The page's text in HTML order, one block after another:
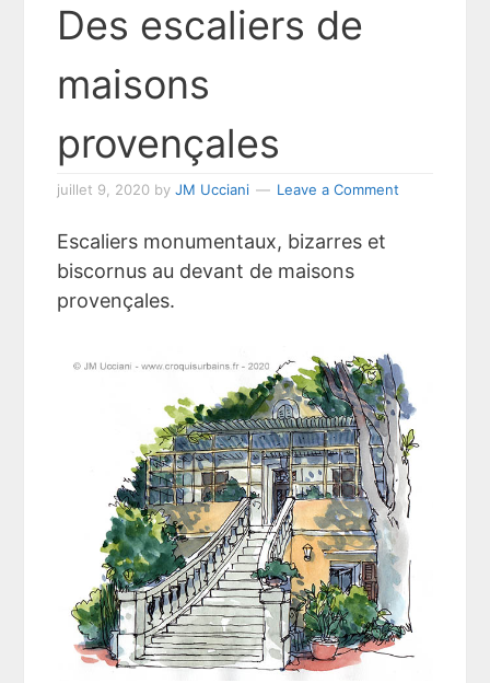
Des escaliers de
maisons
provençales
juillet 9, 2020 byJM Ucciani Leave a Comment
Escaliers monumentaux, bizarres et
biscornus au devant de maisons
provençales.